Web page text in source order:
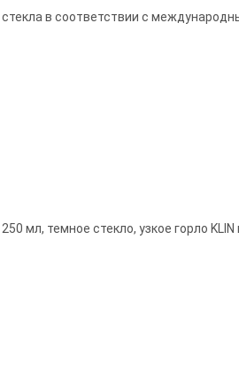
стекла в соответствии с
мл, темное стекло, узкое горло